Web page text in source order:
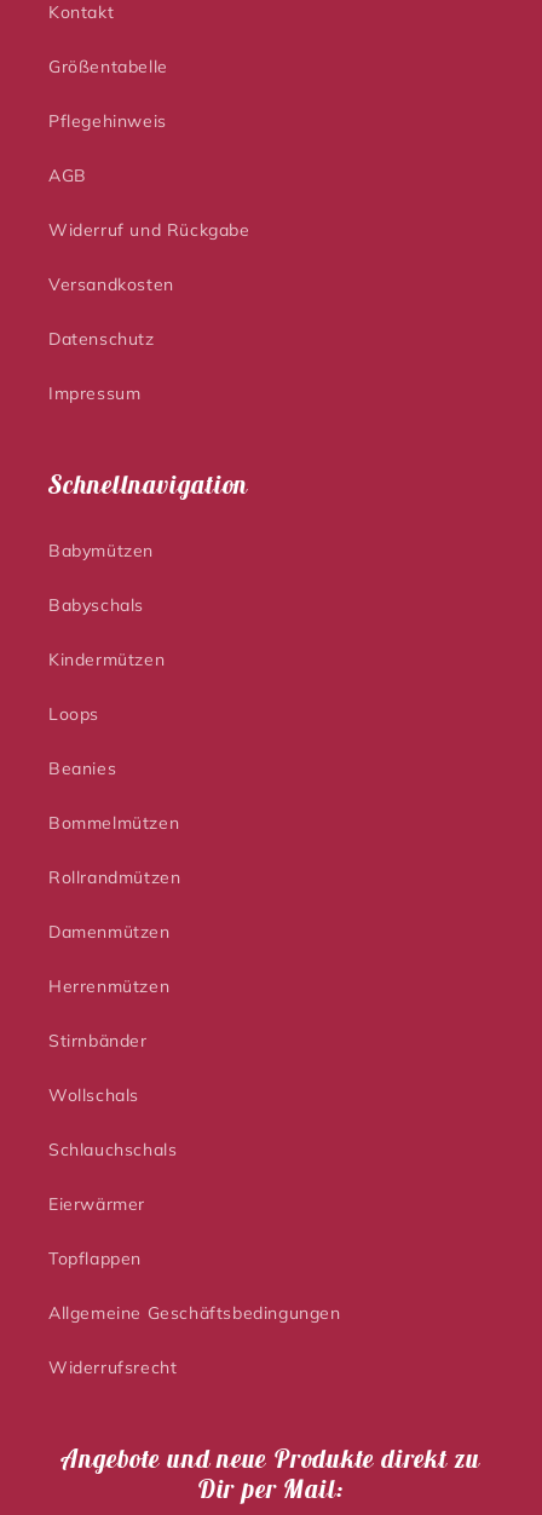
Kontakt
Größentabelle
Pflegehinweis
AGB
Widerruf und Rückgabe
Versandkosten
Datenschutz
Impressum
Schnellnavigation
Babymützen
Babyschals
Kindermützen
Loops
Beanies
Bommelmützen
Rollrandmützen
Damenmützen
Herrenmützen
Stirnbänder
Wollschals
Schlauchschals
Eierwärmer
Topflappen
Allgemeine Geschäftsbedingungen
Widerrufsrecht
Angebote und neue Produkte direkt zu
Dir per Mail: